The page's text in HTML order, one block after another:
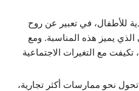
للأطفال، في تعبير عن روح
الذي يميز هذه المناسبة. ومع
تكيفت مع التغيرات الاجتماعية
نحو ممارسات أكثر تجارية،